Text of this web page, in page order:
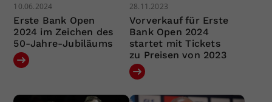
10.06.2024
Erste Bank Open
2024 im Zeichen des
50-Jahre-Jubiläums
28.11.2023
Vorverkauf für Erste
Bank Open 2024
startet mit Tickets
zu Preisen von 2023